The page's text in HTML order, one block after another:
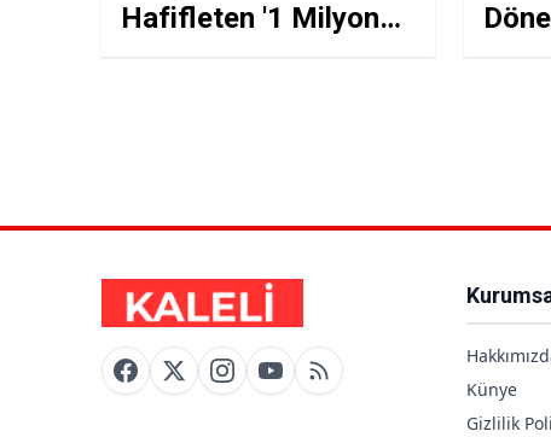
Hafifleten '1 Milyon
TL'lik' Kredi Fırsatı!
Künye
Gizlilik